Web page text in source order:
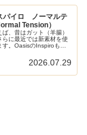
パイロ ノーマルテ
Tension）
、昔はガット（羊腸）
に最近では新素材を使
。OasisのInspiroもそ
2026.07.29